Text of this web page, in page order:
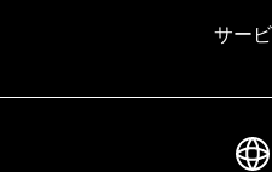
サー